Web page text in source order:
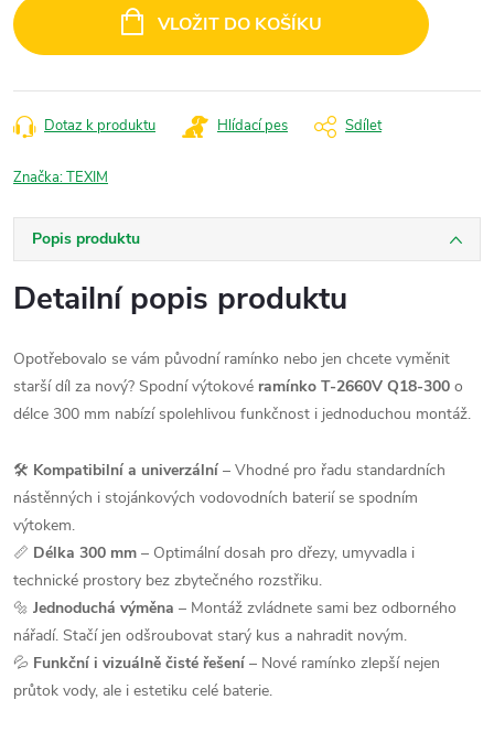
cena:
VLOŽIT DO KOŠÍKU
Dotaz k produktu Hlídací pes Sdílet
Značka:TEXIM
Popis produktu
Detailní popis produktu
Opotřebovalo se vám původní ramínko nebo jen chcete vyměnit
starší díl za nový? Spodní výtokové ramínko T-2660V Q18-300 o
délce 300 mm nabízí spolehlivou funkčnost i jednoduchou montáž.
🛠️ Kompatibilní a univerzální – Vhodné pro řadu standardních
nástěnných i stojánkových vodovodních baterií se spodním
výtokem.
📏 Délka 300 mm – Optimální dosah pro dřezy, umyvadla i
technické prostory bez zbytečného rozstřiku.
🔩 Jednoduchá výměna – Montáž zvládnete sami bez odborného
nářadí. Stačí jen odšroubovat starý kus a nahradit novým.
💦 Funkční i vizuálně čisté řešení – Nové ramínko zlepší nejen
průtok vody, ale i estetiku celé baterie.